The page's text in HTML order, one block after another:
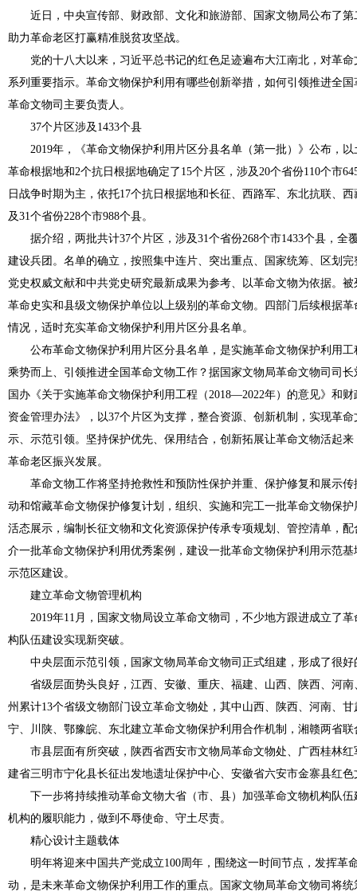
近日，中央宣传部、财政部、文化和旅游部、国家文物局公布了
助力革命老区打赢精准脱贫攻坚战。
党的十八大以来，习近平总书记的红色足迹遍布大江南北，对革
系列重要指示。革命文物保护利用有哪些创新举措，如何引领推进全
革命文物司主要负责人。
37个片区涉及1433个县
2019年，《革命文物保护利用片区分县名单（第一批）》公布，
革命根据地和2个抗日根据地确定了15个片区，涉及20个省份110个市
日战争时期为主，依托17个抗日根据地和长征、西路军、东北抗联、
及31个省份228个市988个县。
据介绍，两批共计37个片区，涉及31个省份268个市1433个县，全
建设兵团。名单的确立，按照集中连片、突出重点、国家统筹、区划
党史权威文献和中共党史研究最新成果为参考、以革命文物为依据。
革命史实和县级文物保护单位以上级别的革命文物。四部门后续根据
情况，适时充实革命文物保护利用片区分县名单。
公布革命文物保护利用片区分县名单，是实施革命文物保护利用
乘势而上、引领推进全国革命文物工作？据国家文物局革命文物司司
国办《关于实施革命文物保护利用工程（2018―2022年）的意见》和
资金管理办法》，以37个片区为支撑，整合资源、创新机制，实现革
示、示范引领。坚持保护优先、保用结合，创新拓展让革命文物活起
革命老区振兴发展。
革命文物工作将坚持抢救性和预防性保护并重、保护修复和展示
动和馆藏革命文物保护修复计划，组织、实施和完工一批革命文物保
活态展示，编制长征文物和文化资源保护传承专项规划、管控清单，
介一批革命文物保护利用优秀案例，建设一批革命文物保护利用示范
示范区建设。
建立革命文物管理机构
2019年11月，国家文物局设立革命文物司，不少地方跟进成立了
构队伍建设实现新突破。
中央层面示范引领，国家文物局革命文物司正式组建，形成了很
省级层面势头良好，江西、安徽、重庆、福建、山西、陕西、河
州累计13个省级文物部门设立革命文物处，其中山西、陕西、河南、
宁、川陕、鄂豫皖、东北建立革命文物保护利用合作机制，湘赣两省
市县层面有所突破，陕西省西安市文物局革命文物处、广西桂林
建省三明市宁化县长征出发地遗址保护中心、安徽省六安市金寨县红
下一步将持续推动革命文物大省（市、县）加强革命文物机构队
机构的履职能力，做到不辱使命、守土尽责。
精心设计主题载体
明年将迎来中国共产党成立100周年，围绕这一时间节点，发挥革
动，是未来革命文物保护利用工作的重点。国家文物局革命文物司将